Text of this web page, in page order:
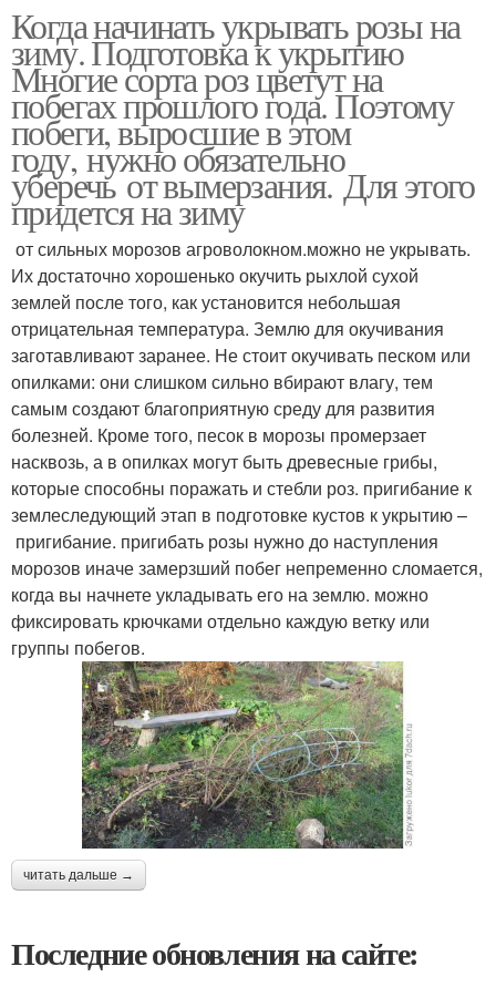
Когда начинать укрывать розы на
зиму. Подготовка к укрытию
Многие сорта роз цветут на
побегах прошлого года. Поэтому
побеги, выросшие в этом
году, нужно обязательно
уберечь от вымерзания. Для этого
придется на зиму
от сильных морозов агроволокном.можно не укрывать.
Их достаточно хорошенько окучить рыхлой сухой
землей после того, как установится небольшая
отрицательная температура. Землю для окучивания
заготавливают заранее. Не стоит окучивать песком или
опилками: они слишком сильно вбирают влагу, тем
самым создают благоприятную среду для развития
болезней. Кроме того, песок в морозы промерзает
насквозь, а в опилках могут быть древесные грибы,
которые способны поражать и стебли роз. пригибание к
землеследующий этап в подготовке кустов к укрытию –
пригибание. пригибать розы нужно до наступления
морозов иначе замерзший побег непременно сломается,
когда вы начнете укладывать его на землю. можно
фиксировать крючками отдельно каждую ветку или
группы побегов.
читать дальше →
Последние обновления на сайте: